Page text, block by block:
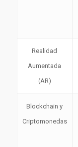
Realidad
Aumentada
(AR)
Blockchain y
Criptomonedas